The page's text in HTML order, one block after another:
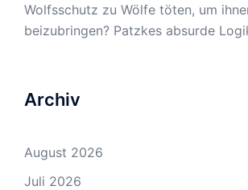
Wolfsschutz zu Wölfe töten, um
beizubringen? Patzkes absurde
Archiv
August 2026
Juli 2026